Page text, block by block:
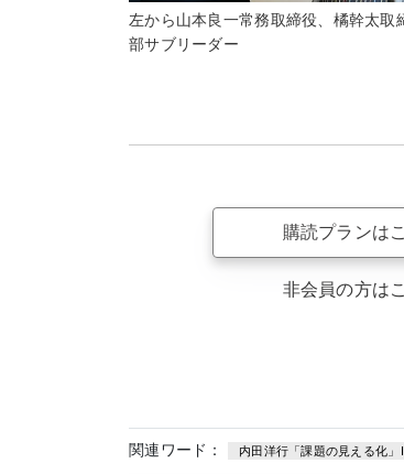
左から山本良一常務取締役、橘幹太取
部サブリーダー
購読プランは
非会員の方は
関連ワード： 内田洋行「課題の見える化」